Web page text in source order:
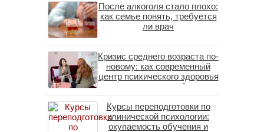
После алкоголя стало плохо:
как семье понять, требуется
ли врач
Кризис среднего возраста по-
новому: как современный
центр психического здоровья
помогает пересобрать
личность без таблеток
(методы ДПДГ и КПТ)
Курсы переподготовки по
клинической психологии:
окупаемость обучения и